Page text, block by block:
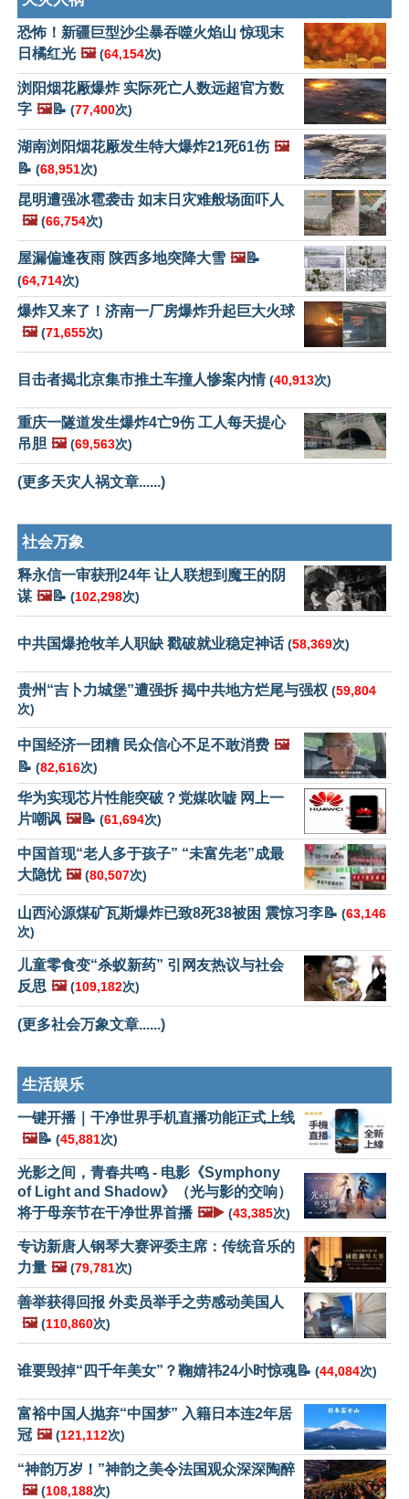
恐怖！新疆巨型沙尘暴吞噬火焰山 惊现末
日橘红光 🖼️ (64,154次)
浏阳烟花厰爆炸 实际死亡人数远超官方数
字 🖼️📝 (77,400次)
湖南浏阳烟花厰发生特大爆炸21死61伤 🖼️
📝 (68,951次)
昆明遭强冰雹袭击 如末日灾难般场面吓人
🖼️ (66,754次)
屋漏偏逢夜雨 陕西多地突降大雪 🖼️📝
(64,714次)
爆炸又来了！济南一厂房爆炸升起巨大火球
🖼️ (71,655次)
目击者揭北京集市推土车撞人惨案内情(40,913次)
重庆一隧道发生爆炸4亡9伤 工人每天提心
吊胆 🖼️ (69,563次)
(更多天灾人祸文章......)
社会万象
释永信一审获刑24年 让人联想到魔王的阴
谋 🖼️📝 (102,298次)
中共国爆抢牧羊人职缺 戳破就业稳定神话(58,369次)
贵州“吉卜力城堡”遭强拆 揭中共地方烂尾与强权 (59,804
次)
中国经济一团糟 民众信心不足不敢消费 🖼️
📝 (82,616次)
华为实现芯片性能突破？党媒吹嘘 网上一
片嘲讽 🖼️📝 (61,694次)
中国首现“老人多于孩子” “未富先老”成最
大隐忧 🖼️ (80,507次)
山西沁源煤矿瓦斯爆炸已致8死38被困 震惊习李📝 (63,146
次)
儿童零食变“杀蚁新药” 引网友热议与社会
反思 🖼️ (109,182次)
(更多社会万象文章......)
生活娱乐
一键开播｜干净世界手机直播功能正式上线
🖼️📝 (45,881次)
光影之间，青春共鸣 - 电影《Symphony
of Light and Shadow》（光与影的交响）
将于母亲节在干净世界首播 🖼️▶️ (43,385次)
专访新唐人钢琴大赛评委主席：传统音乐的
力量 🖼️ (79,781次)
善举获得回报 外卖员举手之劳感动美国人
🖼️ (110,860次)
谁要毁掉“四千年美女”？鞠婧祎24小时惊魂📝 (44,084次)
富裕中国人抛弃“中国梦” 入籍日本连2年居
冠 🖼️ (121,112次)
“神韵万岁！”神韵之美令法国观众深深陶醉
🖼️ (108,188次)